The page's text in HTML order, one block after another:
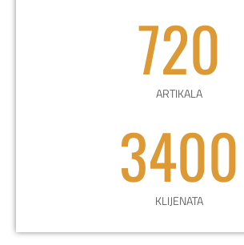
720
ARTIKALA
3400
KLIJENATA